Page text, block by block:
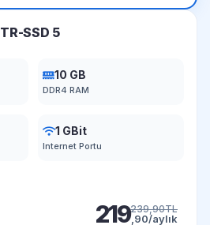
TR-SSD 5
10 GB
DDR4 RAM
1 GBit
Internet Portu
219239,90TL
,90/aylık